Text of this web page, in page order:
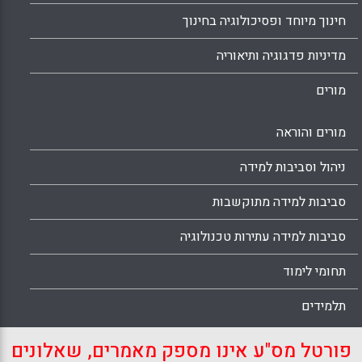
חינוך מיוחד ופסיכולוגיה בחינוך
מדיניות פדגוגיה ותיאוריה
מורים
מורים והוראה
ניהול וסביבות למידה
סביבות למידה מתוקשבות
סביבות למידה עתירות טכנולוגיה
תחומי לימוד
תלמידים
פורטל מס"ע אינו מספק מאמרים, שאלונים